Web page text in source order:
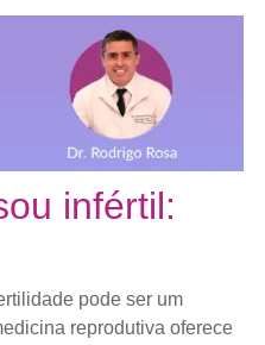
infértil:
pode ser um
reprodutiva oferece